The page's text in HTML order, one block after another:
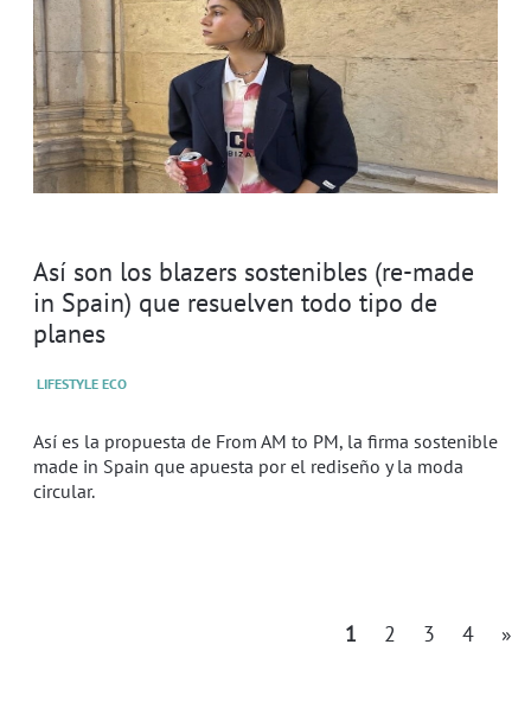
Así son los blazers sostenibles (re-made
in Spain) que resuelven todo tipo de
planes
LIFESTYLE ECO
Así es la propuesta de From AM to PM, la firma sostenible
made in Spain que apuesta por el rediseño y la moda
circular.
1 2 3 4 »